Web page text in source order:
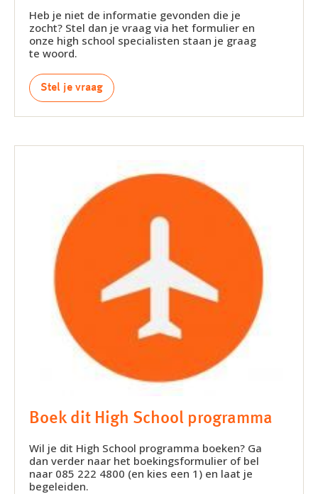
Heb je niet de informatie gevonden die je
zocht? Stel dan je vraag via het formulier en
onze high school specialisten staan je graag
te woord.
Stel je vraag
Boek dit High School programma
Wil je dit High School programma boeken? Ga
dan verder naar het boekingsformulier of bel
naar 085 222 4800 (en kies een 1) en laat je
begeleiden.